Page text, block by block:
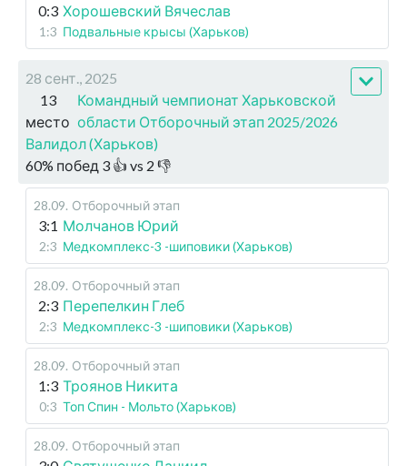
0:3 Хорошевский Вячеслав
1:3 Подвальные крысы (Харьков)
28 сент., 2025
13
место
Командный чемпионат Харьковской
области Отборочный этап 2025/2026
Валидол (Харьков)
60% побед 3 👍 vs 2 👎
28.09. Отборочный этап
3:1 Молчанов Юрий
2:3 Медкомплекс-3 -шиповики (Харьков)
28.09. Отборочный этап
2:3 Перепелкин Глеб
2:3 Медкомплекс-3 -шиповики (Харьков)
28.09. Отборочный этап
1:3 Троянов Никита
0:3 Топ Спин - Мольто (Харьков)
28.09. Отборочный этап